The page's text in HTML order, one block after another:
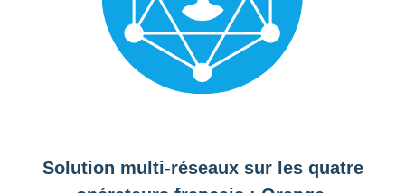
Solution multi-réseaux sur les quatre